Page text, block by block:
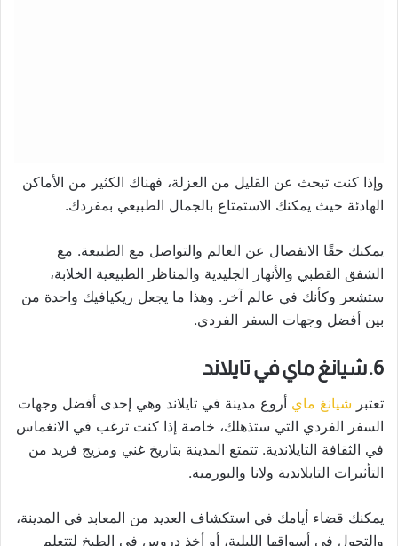
وإذا كنت تبحث عن القليل من العزلة، فهناك الكثير من الأماكن
الهادئة حيث يمكنك الاستمتاع بالجمال الطبيعي بمفردك.
يمكنك حقًا الانفصال عن العالم والتواصل مع الطبيعة. مع
الشفق القطبي والأنهار الجليدية والمناظر الطبيعية الخلابة،
ستشعر وكأنك في عالم آخر. وهذا ما يجعل ريكيافيك واحدة من
بين أفضل وجهات السفر الفردي.
6. شيانغ ماي في تايلاند
تعتبر شيانغ ماي أروع مدينة في تايلاند وهي إحدى أفضل وجهات
السفر الفردي التي ستذهلك، خاصة إذا كنت ترغب في الانغماس
في الثقافة التايلاندية. تتمتع المدينة بتاريخ غني ومزيج فريد من
التأثيرات التايلاندية ولانا والبورمية.
يمكنك قضاء أيامك في استكشاف العديد من المعابد في المدينة،
والتجول في أسواقها الليلية، أو أخذ دروس في الطبخ لتتعلم